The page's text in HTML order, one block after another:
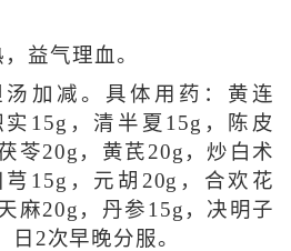
益气理血。
加减。具体用药：黄连
15g，清半夏15g，陈皮
苓20g，黄芪20g，炒白术
15g，元胡20g，合欢花
麻20g，丹参15g，决明子
日2次早晚分服。